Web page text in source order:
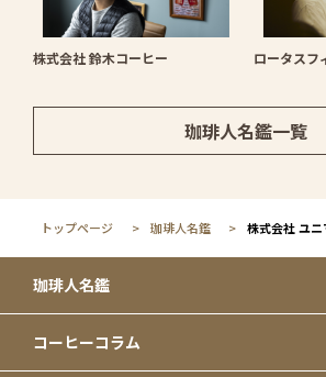
株式会社 鈴木コーヒー ロータスフ
珈琲人名鑑一覧
トップページ 珈琲人名鑑 株式会社 ユ
珈琲人名鑑
コーヒーコラム